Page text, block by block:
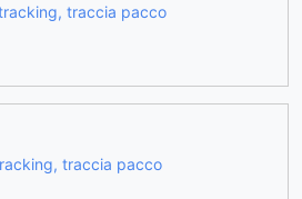
traccia pacco
traccia pacco